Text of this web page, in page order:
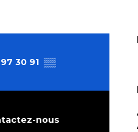
30 91 ▒▒
nous